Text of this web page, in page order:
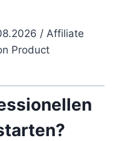
/ Affiliate
Product